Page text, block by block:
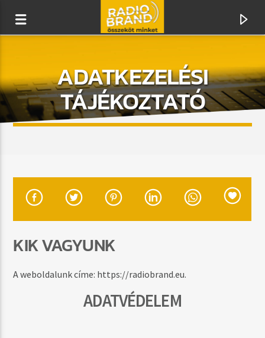
RADIO BRAND
ÖSSZEKÖT MINKET
ADATKEZELÉSI
TÁJÉKOZTATÓ
KIK VAGYUNK
A weboldalunk címe: https://radiobrand.eu.
ADATVÉDELEM